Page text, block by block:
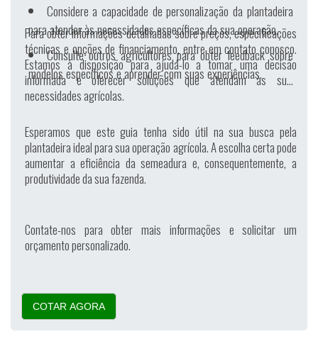
Considere a capacidade de personalização da plantadeira
para atender às necessidades específicas da sua operação.
Consulte outros agricultores para obter feedback sobre
modelos específicos e aprender com suas experiências.
Para obter informações detalhadas sobre preços, especificações
técnicas e opções de financiamento, entre em contato conosco.
Estamos à disposição para ajudá-lo a tomar uma decisão
informada e oferecer soluções que atendam às suas
necessidades agrícolas.
Esperamos que este guia tenha sido útil na sua busca pela
plantadeira ideal para sua operação agrícola. A escolha certa pode
aumentar a eficiência da semeadura e, consequentemente, a
produtividade da sua fazenda.
Contate-nos para obter mais informações e solicitar um
orçamento personalizado.
COTAR AGORA